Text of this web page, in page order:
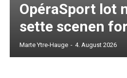
OpéraSport lot
sette scenen
Marte Ytre-Hauge - 4. August 2026